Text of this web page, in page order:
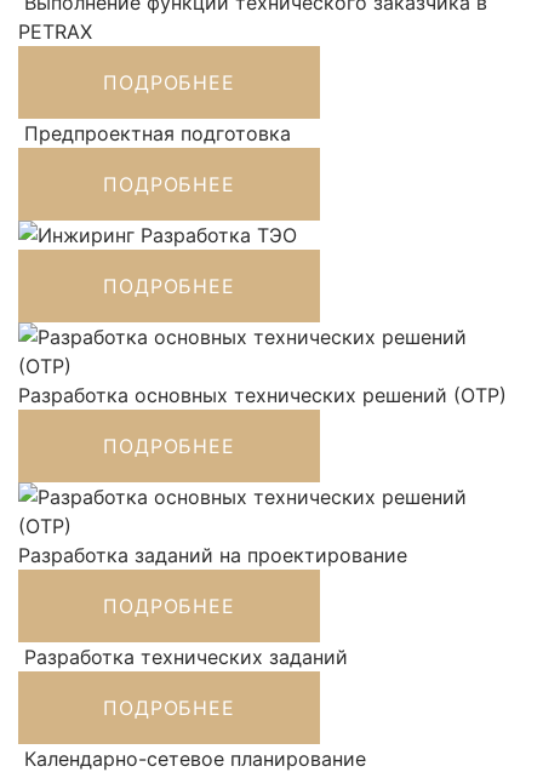
PETRAX
ПОДРОБНЕЕ
Предпроектная подготовка
ПОДРОБНЕЕ
Разработка ТЭО
ПОДРОБНЕЕ
Разработка основных технических решений (ОТР)
ПОДРОБНЕЕ
Разработка заданий на проектирование
ПОДРОБНЕЕ
Разработка технических заданий
ПОДРОБНЕЕ
Календарно-сетевое планирование